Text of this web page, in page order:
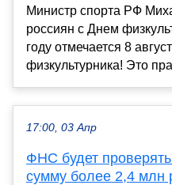
Министр спорта РФ
россиян с Днем
году отмечается 8
физкультурника! Это
17:00, 03 Апр
ФНС будет
сумму более 2,4 млн